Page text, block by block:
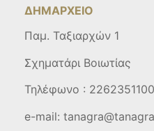
ΔΗΜΑΡΧΕΙΟ
Παμ. Ταξιαρχών 1
Σχηματάρι Βοιωτίας
Τηλέφωνο : 2262351100
e-mail: